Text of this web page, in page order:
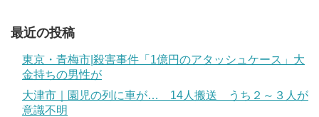
最近の投稿
東京・青梅市|殺害事件「1億円のアタッシュケース」大
金持ちの男性が
大津市｜園児の列に車が… 14人搬送 うち２～３人が
意識不明